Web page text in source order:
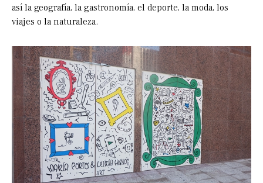
así la geografía, la gastronomía, el deporte, la moda, los
viajes o la naturaleza.